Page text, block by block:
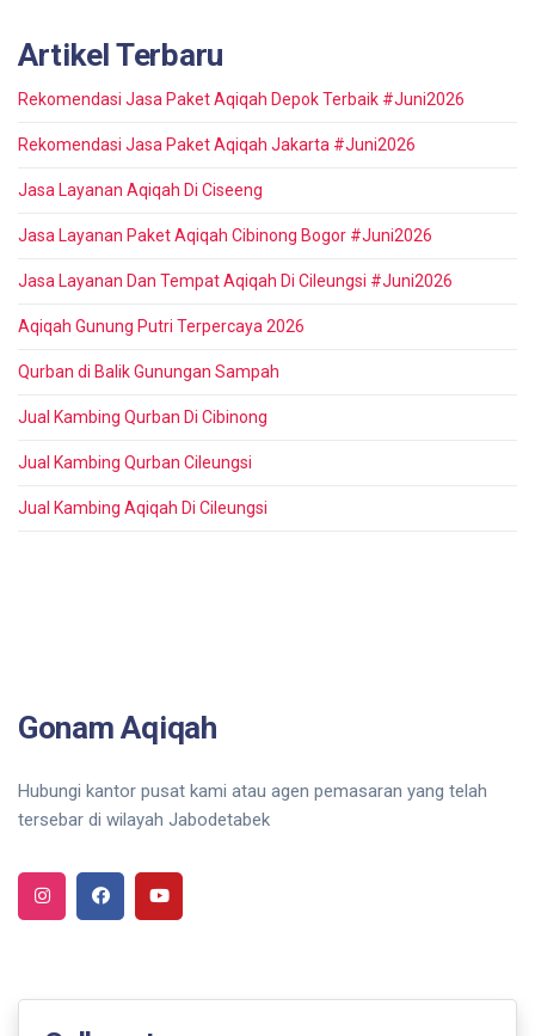
Artikel Terbaru
Rekomendasi Jasa Paket Aqiqah Depok Terbaik #Juni2026
Rekomendasi Jasa Paket Aqiqah Jakarta #Juni2026
Jasa Layanan Aqiqah Di Ciseeng
Jasa Layanan Paket Aqiqah Cibinong Bogor #Juni2026
Jasa Layanan Dan Tempat Aqiqah Di Cileungsi #Juni2026
Aqiqah Gunung Putri Terpercaya 2026
Qurban di Balik Gunungan Sampah
Jual Kambing Qurban Di Cibinong
Jual Kambing Qurban Cileungsi
Jual Kambing Aqiqah Di Cileungsi
Gonam Aqiqah
Hubungi kantor pusat kami atau agen pemasaran yang telah
tersebar di wilayah Jabodetabek